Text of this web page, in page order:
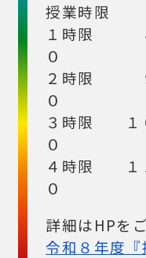
授業
１時限
０
２時限 ９
０
３時限 １
０
４時限 １
０
詳細はHPを
令和８年度